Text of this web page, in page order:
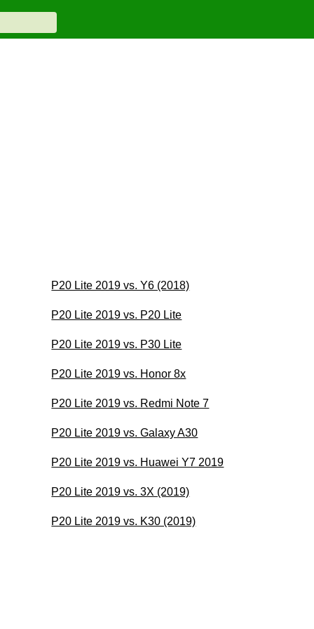
P20 Lite 2019 vs. Y6 (2018)
P20 Lite 2019 vs. P20 Lite
P20 Lite 2019 vs. P30 Lite
P20 Lite 2019 vs. Honor 8x
P20 Lite 2019 vs. Redmi Note 7
P20 Lite 2019 vs. Galaxy A30
P20 Lite 2019 vs. Huawei Y7 2019
P20 Lite 2019 vs. 3X (2019)
P20 Lite 2019 vs. K30 (2019)